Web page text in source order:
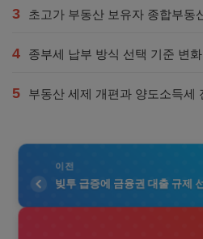
3 초고가 부동산 보유자 종합부동
4 종부세 납부 방식 선택 기준 변
5 부동산 세제 개편과 양도소득세
이전
빚투 급증에 금융권 대출 규제